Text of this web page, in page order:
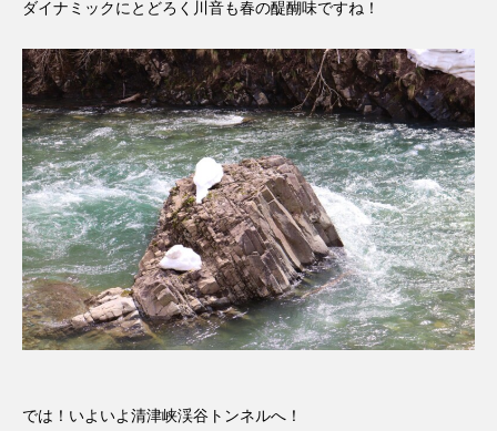
ダイナミックにとどろく川音も春の醍醐味ですね！
では！いよいよ清津峡渓谷トンネルへ！